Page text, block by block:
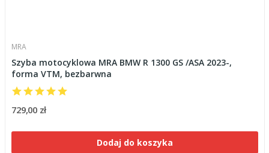
MRA
Szyba motocyklowa MRA BMW R 1300 GS /ASA 2023-,
forma VTM, bezbarwna
729,00 zł
Dodaj do koszyka